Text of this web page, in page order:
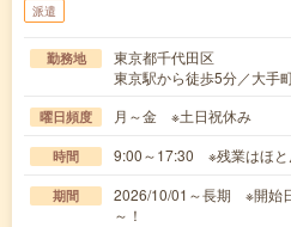
派遣
勤務地
東京都千代田区
東京駅から徒歩5分／大手
曜日頻度 月～金 ※土日祝休み
時間 9:00～17:30 ※残業はほと
期間
2026/10/01～長期 ※開始
～！